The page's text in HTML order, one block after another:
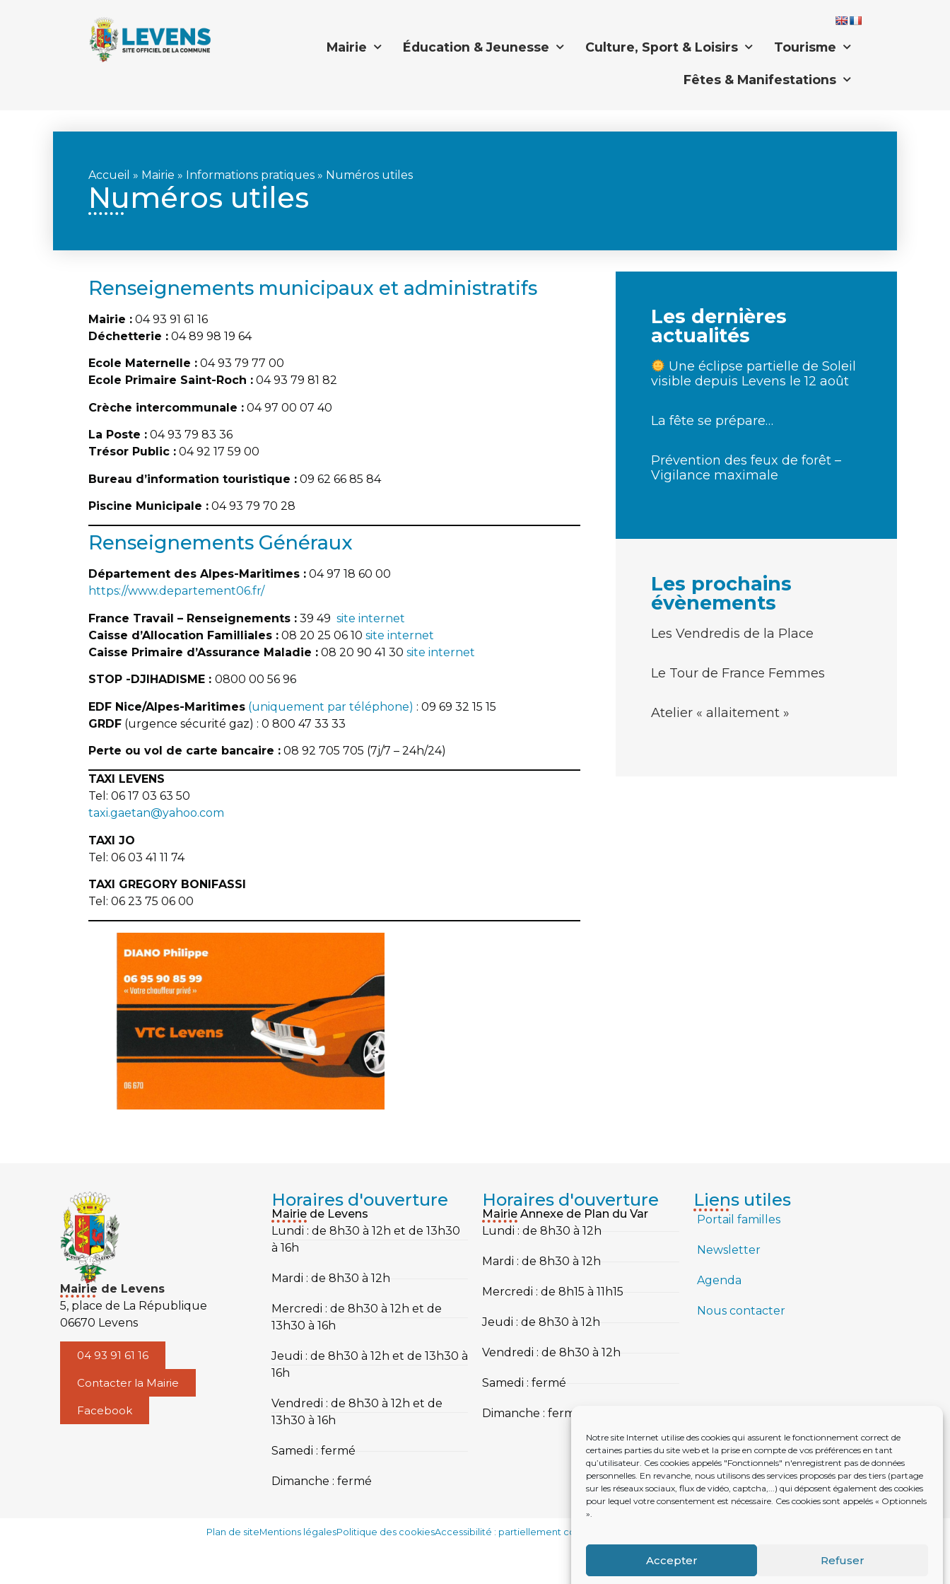
Notre site Internet utilise des cookies qui assurent le fonctionnement correct de
certaines parties du site web et la prise en compte de vos préférences en tant
qu’utilisateur. Ces cookies appelés "Fonctionnels" n'enregistrent pas de données
personnelles. En revanche, nous utilisons des services proposés par des tiers (partage
sur les réseaux sociaux, flux de vidéo, captcha,...) qui déposent également des cookies
pour lequel votre consentement est nécessaire. Ces cookies sont appelés « Optionnels
».
Accepter Refuser
Mairie Éducation & Jeunesse Culture, Sport & Loisirs Tourisme
Fêtes & Manifestations
Accueil » Mairie » Informations pratiques » Numéros utiles
Numéros utiles
Renseignements municipaux et administratifs
Mairie : 04 93 91 61 16
Déchetterie : 04 89 98 19 64
Ecole Maternelle : 04 93 79 77 00
Ecole Primaire Saint-Roch : 04 93 79 81 82
Crèche intercommunale : 04 97 00 07 40
La Poste : 04 93 79 83 36
Trésor Public : 04 92 17 59 00
Bureau d’information touristique : 09 62 66 85 84
Piscine Municipale : 04 93 79 70 28
Renseignements Généraux
Département des Alpes-Maritimes : 04 97 18 60 00
https://www.departement06.fr/
France Travail – Renseignements : 39 49 site internet
Caisse d’Allocation Familliales : 08 20 25 06 10 site internet
Caisse Primaire d’Assurance Maladie : 08 20 90 41 30 site internet
STOP -DJIHADISME : 0800 00 56 96
EDF Nice/Alpes-Maritimes (uniquement par téléphone) : 09 69 32 15 15
GRDF (urgence sécurité gaz) : 0 800 47 33 33
Perte ou vol de carte bancaire : 08 92 705 705 (7j/7 – 24h/24)
TAXI LEVENS
Tel: 06 17 03 63 50
taxi.gaetan@yahoo.com
TAXI JO
Tel: 06 03 41 11 74
TAXI GREGORY BONIFASSI
Tel: 06 23 75 06 00
Les dernières
actualités
Une éclipse partielle de Soleil
visible depuis Levens le 12 août
La fête se prépare…
Prévention des feux de forêt –
Vigilance maximale
Les prochains
évènements
Les Vendredis de la Place
Le Tour de France Femmes
Atelier « allaitement »
Mairie de Levens
5, place de La République
06670 Levens
04 93 91 61 16
Contacter la Mairie
Facebook
Horaires d'ouverture
Mairie de Levens
Lundi : de 8h30 à 12h et de 13h30
à 16h
Mardi : de 8h30 à 12h
Mercredi : de 8h30 à 12h et de
13h30 à 16h
Jeudi : de 8h30 à 12h et de 13h30 à
16h
Vendredi : de 8h30 à 12h et de
13h30 à 16h
Samedi : fermé
Dimanche : fermé
Horaires d'ouverture
Mairie Annexe de Plan du Var
Lundi : de 8h30 à 12h
Mardi : de 8h30 à 12h
Mercredi : de 8h15 à 11h15
Jeudi : de 8h30 à 12h
Vendredi : de 8h30 à 12h
Samedi : fermé
Dimanche : fermé
Liens utiles
Portail familles
Newsletter
Agenda
Nous contacter
Plan de siteMentions légalesPolitique des cookiesAccessibilité : partiellement conforme